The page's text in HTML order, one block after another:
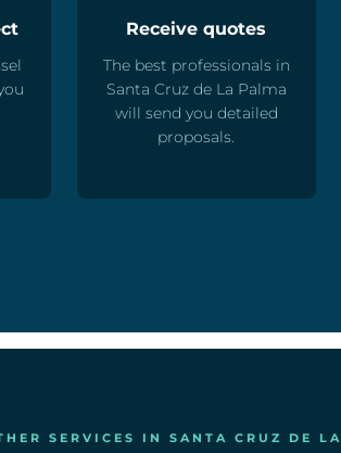
Receive quotes
The best professionals in
Santa Cruz de La Palma
will send you detailed
proposals.
SERVICES IN SANTA CRUZ DE